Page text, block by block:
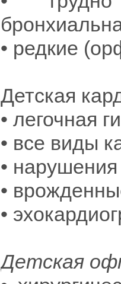
• редкие
Детская
• легочная
• все виды
•
•
•
Детская